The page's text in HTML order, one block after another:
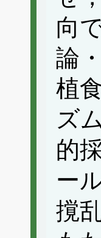
向
論
植
ズ
的
ー
撹